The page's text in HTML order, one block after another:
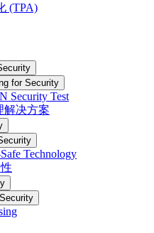
(TPA)
for Security
Security Test
解决方案
Technology